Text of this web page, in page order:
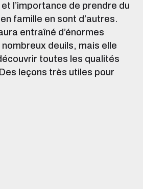
l’importance de prendre du
famille en sont d’autres.
entraîné d’énormes
deuils, mais elle
toutes les qualités
leçons très utiles pour